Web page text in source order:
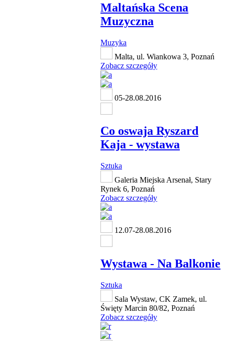
Maltańska Scena
Muzyczna
Muzyka
Malta, ul. Wiankowa 3, Poznań
Zobacz szczegóły
05-28.08.2016
Co oswaja Ryszard
Kaja - wystawa
Sztuka
Galeria Miejska Arsenał, Stary
Rynek 6, Poznań
Zobacz szczegóły
12.07-28.08.2016
Wystawa - Na Balkonie
Sztuka
Sala Wystaw, CK Zamek, ul.
Święty Marcin 80/82, Poznań
Zobacz szczegóły